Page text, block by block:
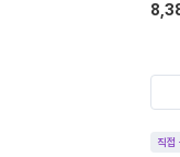
직접